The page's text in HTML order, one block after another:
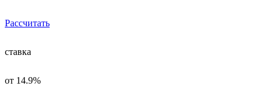
Рассчитать
ставка
от 14.9%